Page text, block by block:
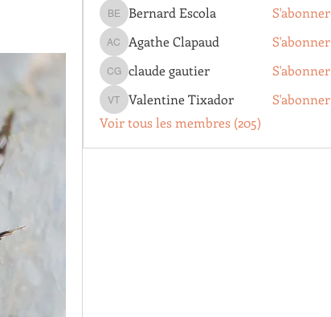
Bernard Escola
Bernard Escola S'abonner
Agathe Clapaud
Agathe Clapaud S'abonner
claude gautier
claude gautier S'abonner
Valentine Tixador
Valentine Tixador
S'abonner
Voir tous les membres (205)